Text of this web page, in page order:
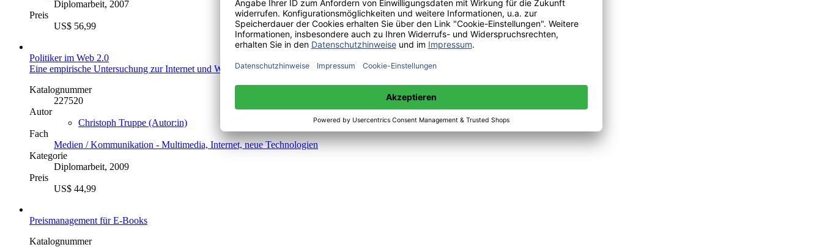
Diplomarbeit, 2007
Preis
US$ 56,99
Politiker im Web 2.0
Eine empirische Untersuchung zur Internet und Web 2.0 Nutzung von Politikern
Katalognummer
227520
Autor
Christoph Truppe (Autor:in)
Fach
Medien / Kommunikation - Multimedia, Internet, neue Technologien
Kategorie
Diplomarbeit, 2009
Preis
US$ 44,99
Preismanagement für E-Books
Katalognummer